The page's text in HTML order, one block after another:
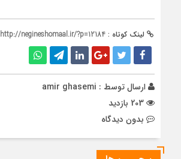
لینک کوتاه : http://negineshomaal.ir/?p=12184
ارسال توسط : amir ghasemi
بدون دیدگاه